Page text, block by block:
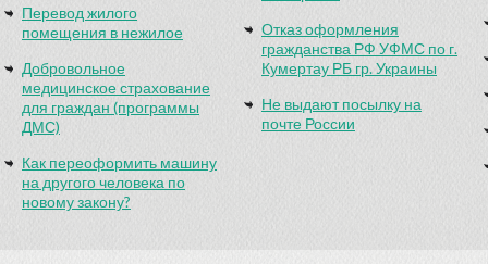
Перевод жилого
помещения в нежилое
Добровольное
медицинское страхование
для граждан (программы
ДМС)
Как переоформить машину
на другого человека по
новому закону?
Отказ оформления
гражданства РФ УФМС по г.
Кумертау РБ гр. Украины
Не выдают посылку на
почте России